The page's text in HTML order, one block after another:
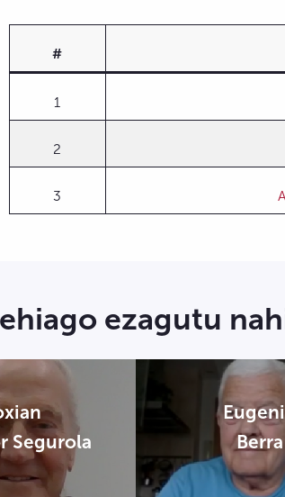
#
1
2
3
ezagutu
Segurola
Berra